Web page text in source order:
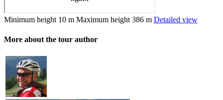
Minimum height 10 m Maximum height 386 m Detailed view
More about the tour author